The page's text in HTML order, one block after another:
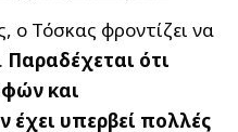
ο Τόσκας φροντίζει να
Παραδέχεται ότι
και
έχει υπερβεί πολλές